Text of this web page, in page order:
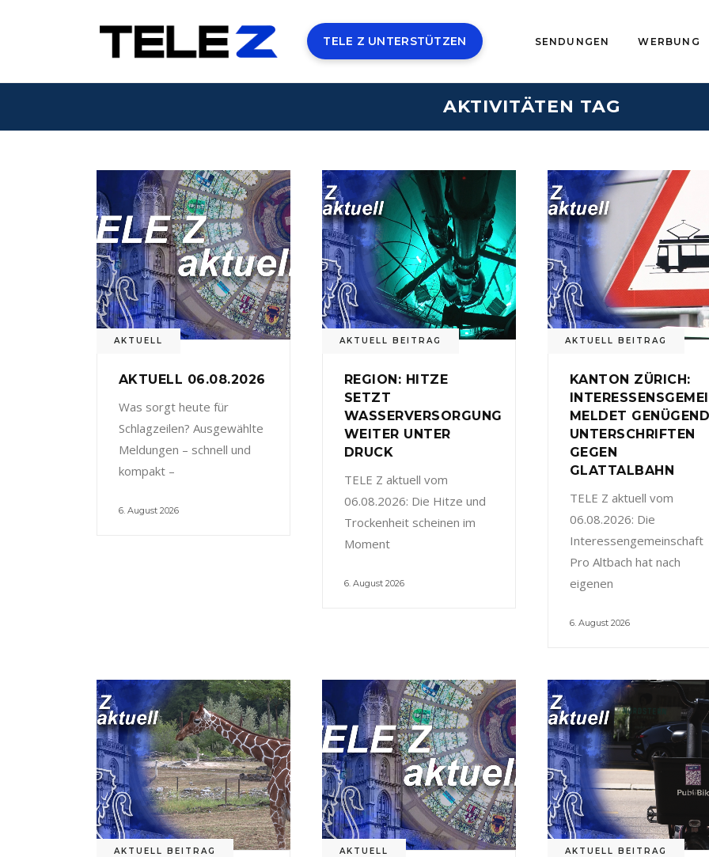
TELE Z UNTERSTÜTZEN SENDUNGEN WERBUNG
AKTIVITÄTEN TAG
AKTUELL
AKTUELL 06.08.2026
Was sorgt heute für
Schlagzeilen? Ausgewählte
Meldungen – schnell und
kompakt –
6. August 2026
AKTUELL BEITRAG
REGION: HITZE
SETZT
WASSERVERSORGUNG
WEITER UNTER
DRUCK
TELE Z aktuell vom
06.08.2026: Die Hitze und
Trockenheit scheinen im
Moment
6. August 2026
AKTUELL BEITRAG
KANTON ZÜRICH:
MELDET
UNTERSCHRIFTEN
GEGEN
GLATTALBAHN
TELE Z aktuell vom
06.08.2026: Die
Interessengemeinschaft
Pro Altbach hat nach
eigenen
6. August 2026
AKTUELL BEITRAG AKTUELL AKTUELL BEITRAG